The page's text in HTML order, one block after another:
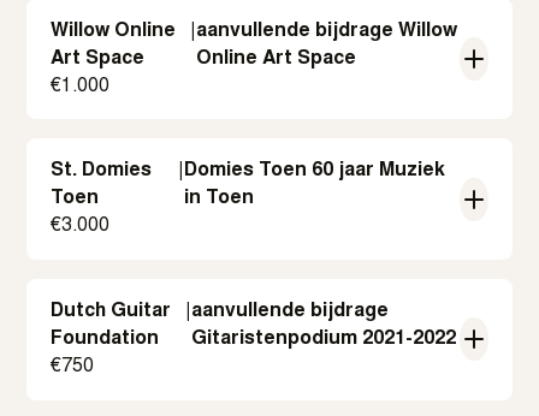
Willow Online
Art Space
aanvullende bijdrage Willow
Online Art Space
€1.000
St. Domies
Toen
Domies Toen 60 jaar Muziek
in Toen
€3.000
Dutch Guitar
Foundation
aanvullende bijdrage
Gitaristenpodium 2021-2022
€750